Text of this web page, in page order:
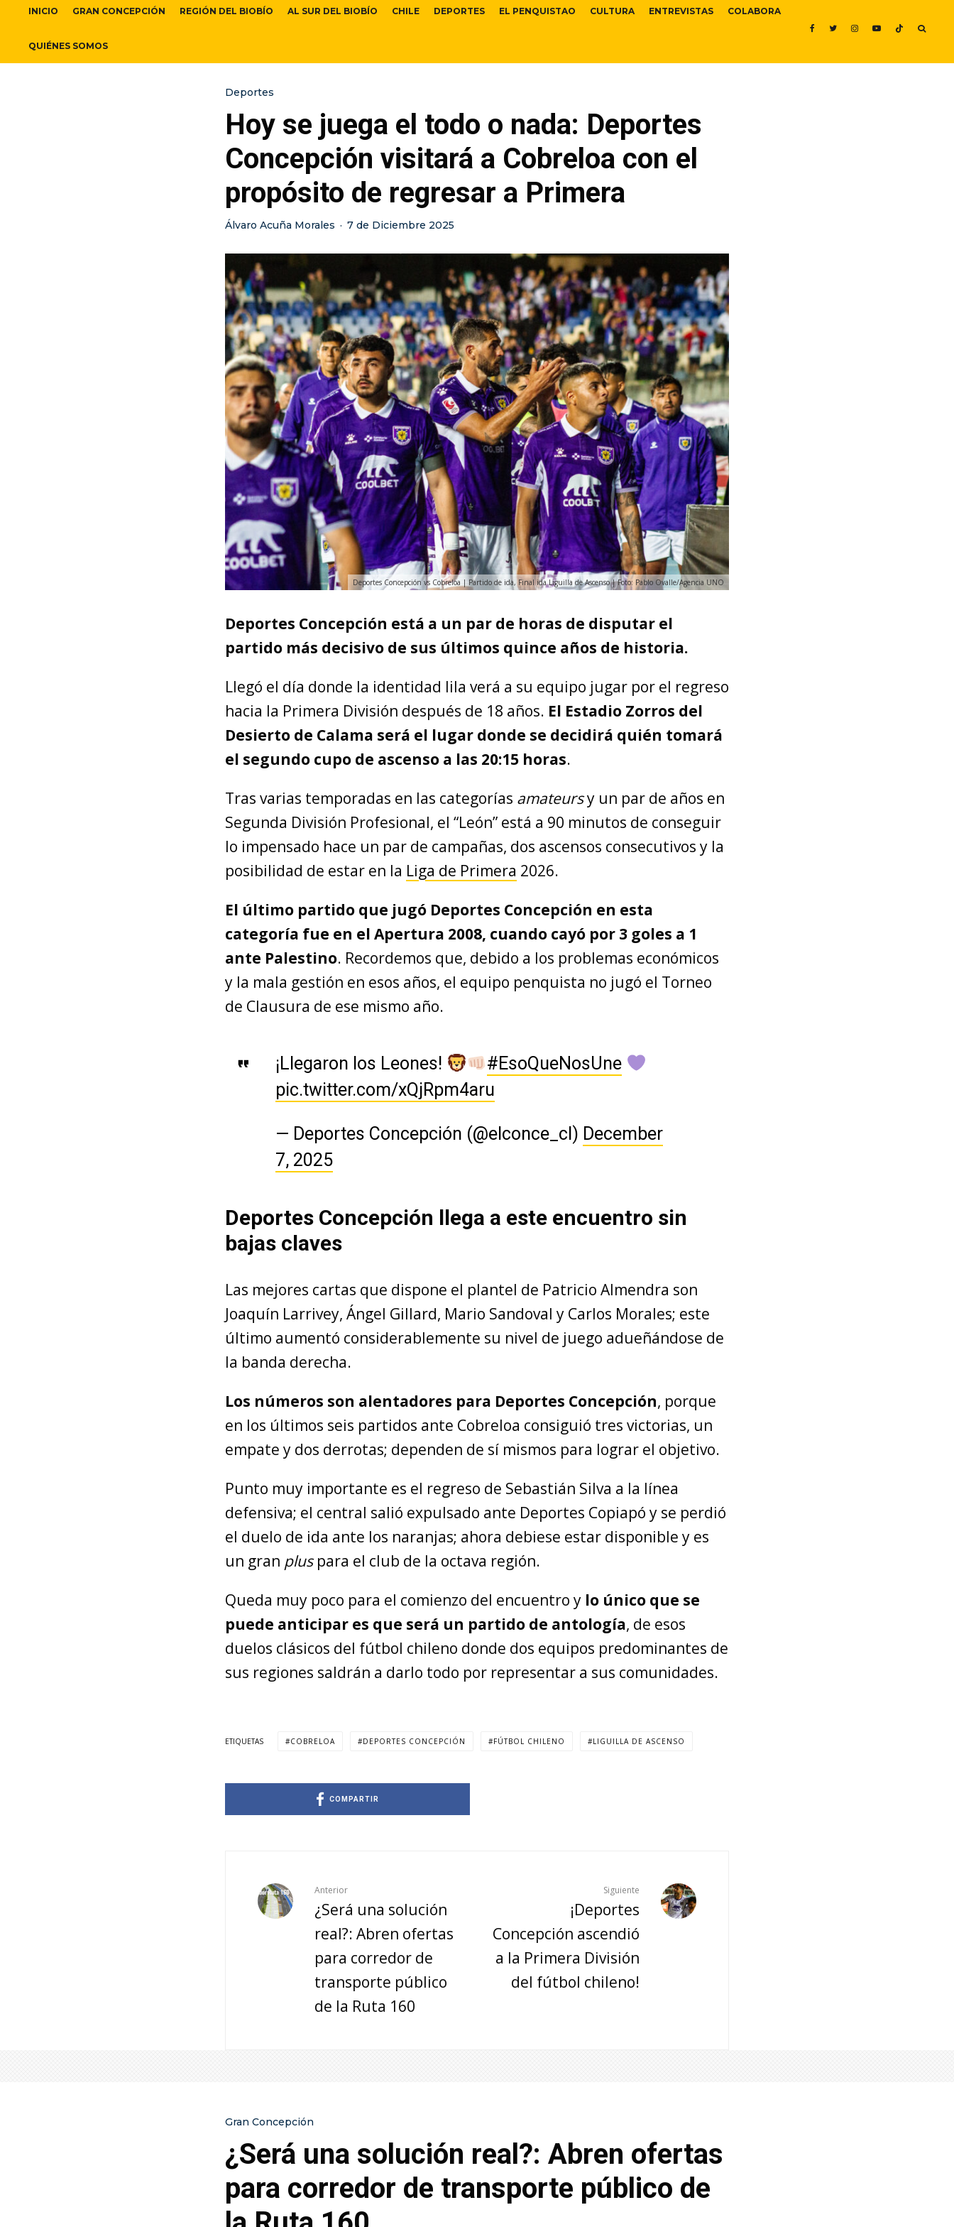
INICIO GRAN CONCEPCIÓN REGIÓN DEL BIOBÍO AL SUR DEL BIOBÍO CHILE DEPORTES EL PENQUISTAO CULTURA ENTREVISTAS COLABORA
QUIÉNES SOMOS
Deportes
Hoy se juega el todo o nada: Deportes
Concepción visitará a Cobreloa con el
propósito de regresar a Primera
Álvaro Acuña Morales · 7 de Diciembre 2025
Deportes Concepción vs Cobreloa | Partido de ida, Final ida Liguilla de Ascenso | Foto: Pablo Ovalle/Agencia UNO
Deportes Concepción está a un par de horas de disputar el
partido más decisivo de sus últimos quince años de historia.
Llegó el día donde la identidad lila verá a su equipo jugar por el regreso
hacia la Primera División después de 18 años. El Estadio Zorros del
Desierto de Calama será el lugar donde se decidirá quién tomará
el segundo cupo de ascenso a las 20:15 horas.
Tras varias temporadas en las categorías amateursy un par de años en
Segunda División Profesional, el “León” está a 90 minutos de conseguir
lo impensado hace un par de campañas, dos ascensos consecutivos y la
posibilidad de estar en la Liga de Primera 2026.
El último partido que jugó Deportes Concepción en esta
categoría fue en el Apertura 2008, cuando cayó por 3 goles a 1
ante Palestino. Recordemos que, debido a los problemas económicos
y la mala gestión en esos años, el equipo penquista no jugó el Torneo
de Clausura de ese mismo año.
¡Llegaron los Leones!
#EsoQueNosUne
pic.twitter.com/xQjRpm4aru
— Deportes Concepción (@elconce_cl) December
7, 2025
Deportes Concepción llega a este encuentro sin
bajas claves
Las mejores cartas que dispone el plantel de Patricio Almendra son
Joaquín Larrivey, Ángel Gillard, Mario Sandoval y Carlos Morales; este
último aumentó considerablemente su nivel de juego adueñándose de
la banda derecha.
Los números son alentadores para Deportes Concepción, porque
en los últimos seis partidos ante Cobreloa consiguió tres victorias, un
empate y dos derrotas; dependen de sí mismos para lograr el objetivo.
Punto muy importante es el regreso de Sebastián Silva a la línea
defensiva; el central salió expulsado ante Deportes Copiapó y se perdió
el duelo de ida ante los naranjas; ahora debiese estar disponible y es
un gran pluspara el club de la octava región.
Queda muy poco para el comienzo del encuentro y lo único que se
puede anticipar es que será un partido de antología, de esos
duelos clásicos del fútbol chileno donde dos equipos predominantes de
sus regiones saldrán a darlo todo por representar a sus comunidades.
ETIQUETAS COBRELOA DEPORTES CONCEPCIÓN FÚTBOL CHILENO LIGUILLA DE ASCENSO
COMPARTIR
Anterior
¿Será una solución
real?: Abren ofertas
para corredor de
transporte público
de la Ruta 160
Siguiente
¡Deportes
Concepción ascendió
a la Primera División
del fútbol chileno!
Gran Concepción
¿Será una solución real?: Abren ofertas
para corredor de transporte público de